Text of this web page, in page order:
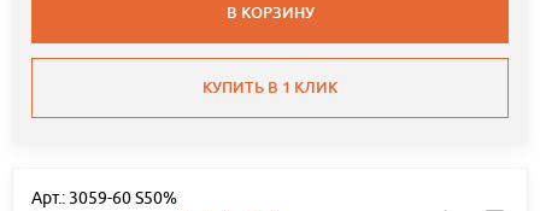
В КОРЗИНУ
КУПИТЬ В 1 КЛИК
Арт.: 3059-60 S50%